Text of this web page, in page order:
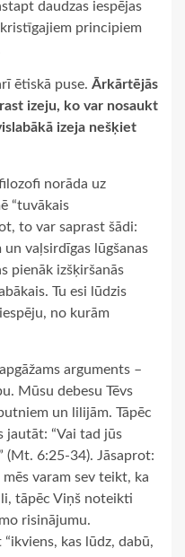
daudzas iespējas
principiem
ētiskā puse. Ārkārtējās
izeju, ko var nosaukt
izeja nešķiet
norāda uz
“tuvākais
to var saprast šādi:
vaļsirdīgas lūgšanas
pienāk izšķiršanās
Tu esi lūdzis
no kurām
arguments –
Mūsu debesu Tēvs
un lilijām. Tāpēc
jautāt: “Vai tad jūs
(Mt. 6:25-34). Jāsaprot:
varam sev teikt, ka
tāpēc Viņš noteikti
risinājumu.
kas lūdz, dabū,